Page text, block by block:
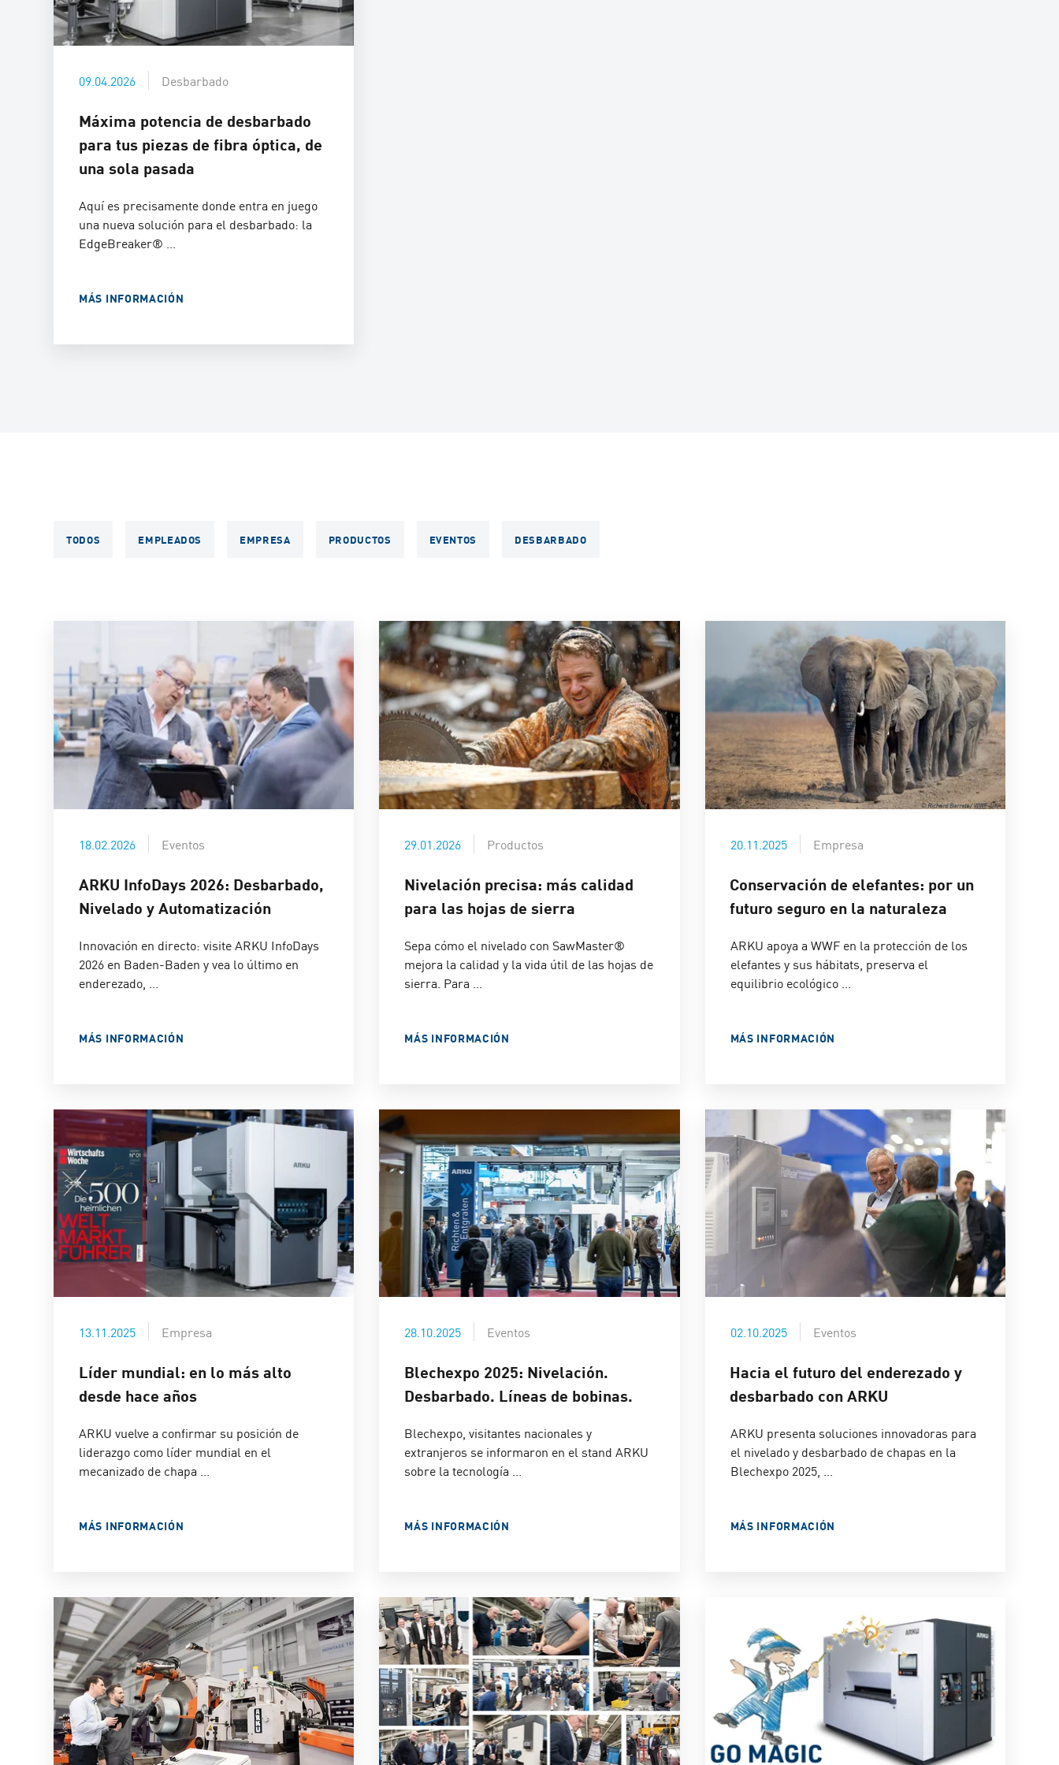
09.04.2026 Desbarbado
Máxima potencia de desbarbado
para tus piezas de fibra óptica, de
una sola pasada
Aquí es precisamente donde entra en juego
una nueva solución para el desbarbado: la
EdgeBreaker® ...
MÁS INFORMACIÓN
TODOS EMPLEADOS EMPRESA PRODUCTOS EVENTOS DESBARBADO
18.02.2026 Eventos
ARKU InfoDays 2026: Desbarbado,
Nivelado y Automatización
Innovación en directo: visite ARKU InfoDays
2026 en Baden-Baden y vea lo último en
enderezado, ...
MÁS INFORMACIÓN
29.01.2026 Productos
Nivelación precisa: más calidad
para las hojas de sierra
Sepa cómo el nivelado con SawMaster®
mejora la calidad y la vida útil de las hojas de
sierra. Para ...
MÁS INFORMACIÓN
20.11.2025 Empresa
Conservación de elefantes: por un
futuro seguro en la naturaleza
ARKU apoya a WWF en la protección de los
elefantes y sus hábitats, preserva el
equilibrio ecológico ...
MÁS INFORMACIÓN
13.11.2025 Empresa
Líder mundial: en lo más alto
desde hace años
ARKU vuelve a confirmar su posición de
liderazgo como líder mundial en el
mecanizado de chapa ...
MÁS INFORMACIÓN
28.10.2025 Eventos
Blechexpo 2025: Nivelación.
Desbarbado. Líneas de bobinas.
Blechexpo, visitantes nacionales y
extranjeros se informaron en el stand ARKU
sobre la tecnología ...
MÁS INFORMACIÓN
02.10.2025 Eventos
Hacia el futuro del enderezado y
desbarbado con ARKU
ARKU presenta soluciones innovadoras para
el nivelado y desbarbado de chapas en la
Blechexpo 2025, ...
MÁS INFORMACIÓN